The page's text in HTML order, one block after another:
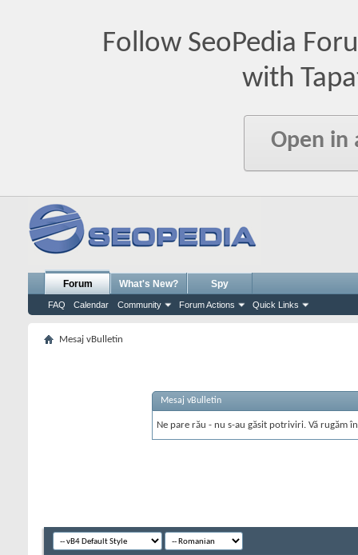
Follow SeoPedia
with
Open in
Forum
FAQ Calendar Community Forum Actions Quick Links
What's New? Spy
Mesaj vBulletin
Mesaj vBulletin
Ne pare rău - nu s-au găsit potriviri. Vă rugăm